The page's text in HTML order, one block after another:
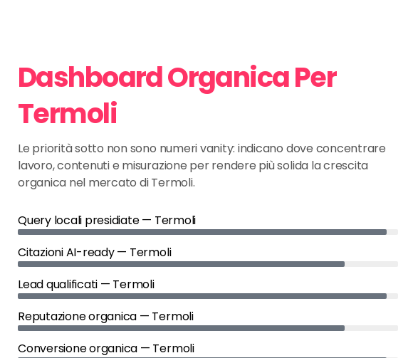
Dashboard Organica Per
Termoli
Le priorità sotto non sono numeri vanity: indicano dove concentrare
lavoro, contenuti e misurazione per rendere più solida la crescita
organica nel mercato di Termoli.
Query locali presidiate — Termoli
Citazioni AI-ready — Termoli
Lead qualificati — Termoli
Reputazione organica — Termoli
Conversione organica — Termoli